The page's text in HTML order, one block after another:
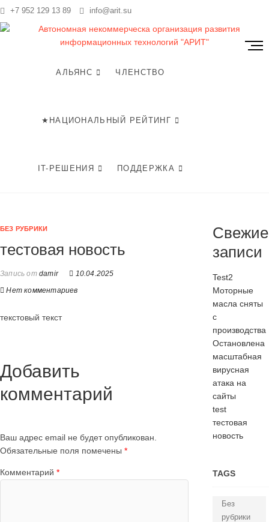
Перейти
содержимому
+7 952 129 13 89 info@arit.su
АЛЬЯНС ЧЛЕНСТВО
★НАЦИОНАЛЬНЫЙ РЕЙТИНГ
IT-РЕШЕНИЯ ПОДДЕРЖКА
К
БЕЗ РУБРИКИ
тестовая новость
Запись отdamir
10.04.2025
Нет комментариев
текстовый текст
Добавить
комментарий
Ваш адрес email не будет опубликован.
Обязательные поля помечены *
Комментарий *
Свежие
записи
Test2
Моторные
масла сняты
с
производства
Остановлена
масштабная
вирусная
атака на
сайты
test
тестовая
новость
TAGS
Без
рубрики